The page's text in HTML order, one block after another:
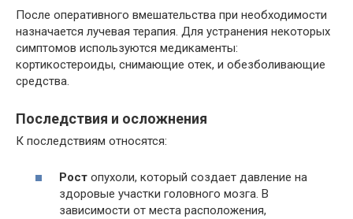
После оперативного вмешательства при необходимости
назначается лучевая терапия. Для устранения некоторых
симптомов используются медикаменты:
кортикостероиды, снимающие отек, и обезболивающие
средства.
Последствия и осложнения
К последствиям относятся:
Рост опухоли, который создает давление на
здоровые участки головного мозга. В
зависимости от места расположения,